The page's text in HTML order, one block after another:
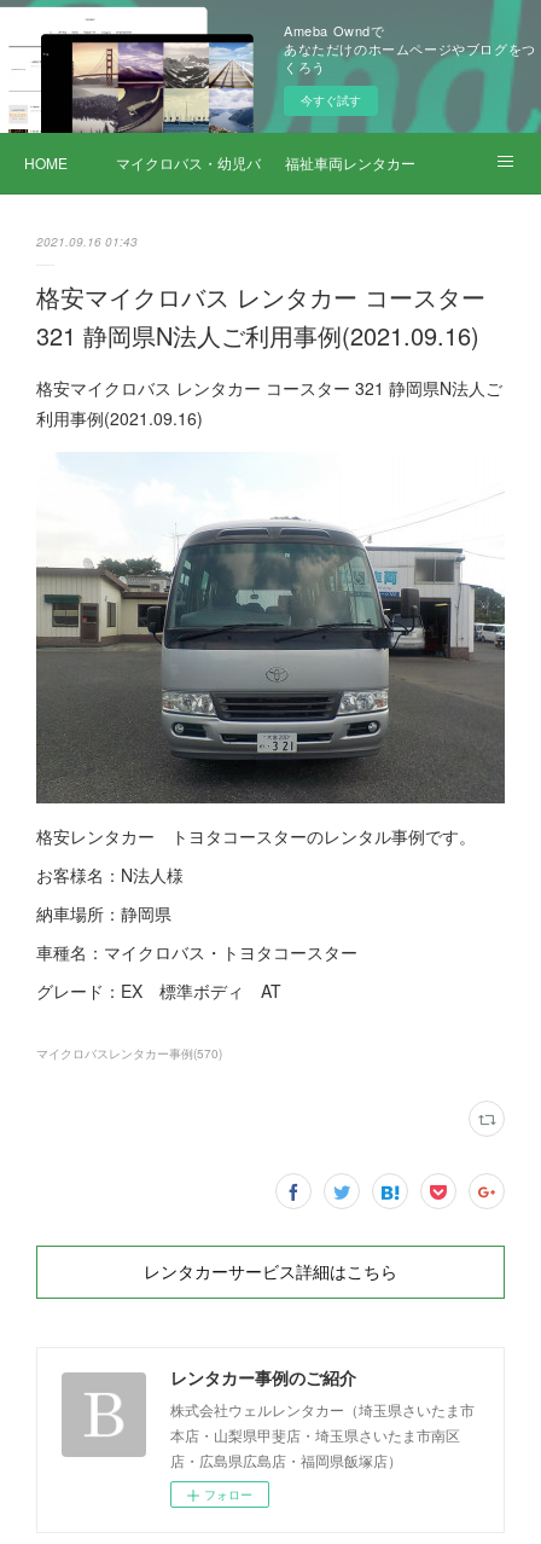
Ameba Owndで
あなただけのホームページやブログをつ
くろう
今すぐ試す
HOME マイクロバス・幼児バス レンタカー福祉車両レンタカー
2021.09.16 01:43
格安マイクロバス レンタカー コースター
321 静岡県N法人ご利用事例(2021.09.16)
格安マイクロバス レンタカー コースター 321 静岡県N法人ご
利用事例(2021.09.16)
格安レンタカー トヨタコースターのレンタル事例です。
お客様名：N法人様
納車場所：静岡県
車種名：マイクロバス・トヨタコースター
グレード：EX 標準ボディ AT
マイクロバスレンタカー事例(570)
レンタカーサービス詳細はこちら
レンタカー事例のご紹介
株式会社ウェルレンタカー（埼玉県さいたま市
本店・山梨県甲斐店・埼玉県さいたま市南区
店・広島県広島店・福岡県飯塚店）
フォロー